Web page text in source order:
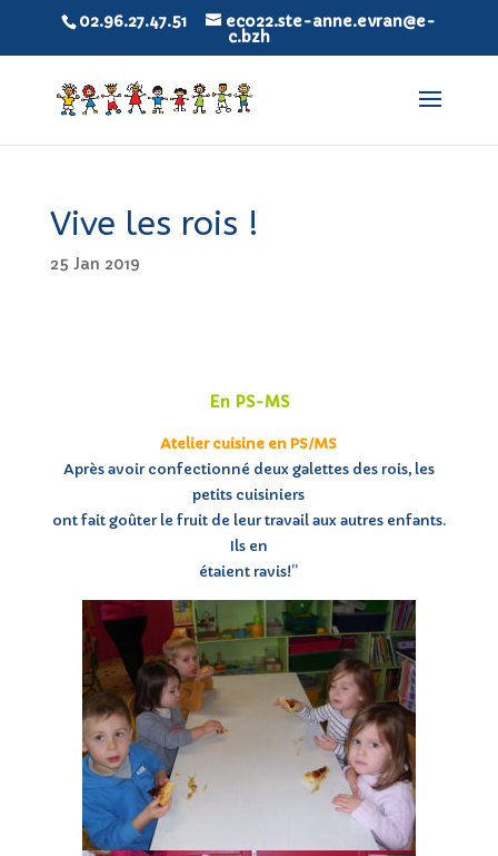
02.96.27.47.51 eco22.ste-anne.evran@e-
c.bzh
Vive les rois !
25 Jan 2019
En PS-MS
Atelier cuisine en PS/MS
Après avoir confectionné deux galettes des rois, les
petits cuisiniers
ont fait goûter le fruit de leur travail aux autres enfants.
Ils en
étaient ravis!”